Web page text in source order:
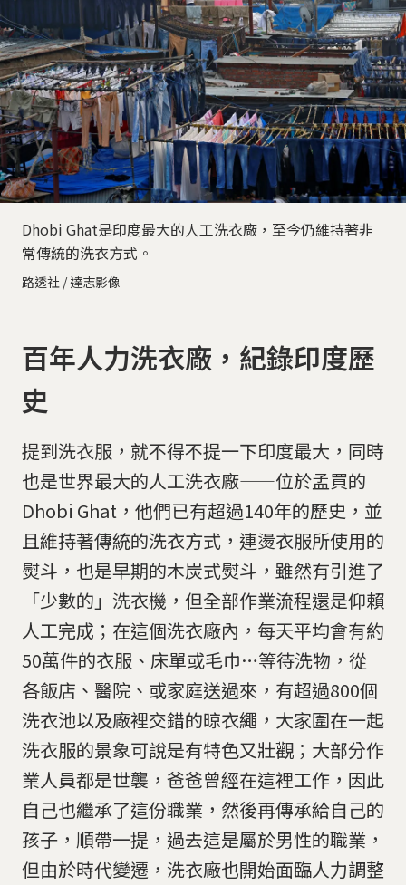
Dhobi Ghat是印度最大的人工洗衣廠，至今仍維持著非
常傳統的洗衣方式。
路透社 / 達志影像
百年人力洗衣廠，紀錄印度歷
史
提到洗衣服，就不得不提一下印度最大，同時
也是世界最大的人工洗衣廠——位於孟買的
Dhobi Ghat，他們已有超過140年的歷史，並
且維持著傳統的洗衣方式，連燙衣服所使用的
熨斗，也是早期的木炭式熨斗，雖然有引進了
「少數的」洗衣機，但全部作業流程還是仰賴
人工完成；在這個洗衣廠內，每天平均會有約
50萬件的衣服、床單或毛巾…等待洗物，從
各飯店、醫院、或家庭送過來，有超過800個
洗衣池以及廠裡交錯的晾衣繩，大家圍在一起
洗衣服的景象可說是有特色又壯觀；大部分作
業人員都是世襲，爸爸曾經在這裡工作，因此
自己也繼承了這份職業，然後再傳承給自己的
孩子，順帶一提，過去這是屬於男性的職業，
但由於時代變遷，洗衣廠也開始面臨人力調整